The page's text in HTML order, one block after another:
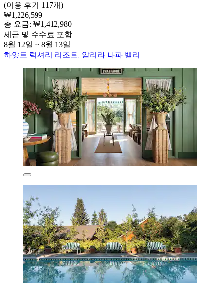
(이용 후기 117개)
₩1,226,599
총 요금: ₩1,412,980
세금 및 수수료 포함
8월 12일 ~ 8월 13일
하얏트 럭셔리 리조트, 알리라 나파 밸리